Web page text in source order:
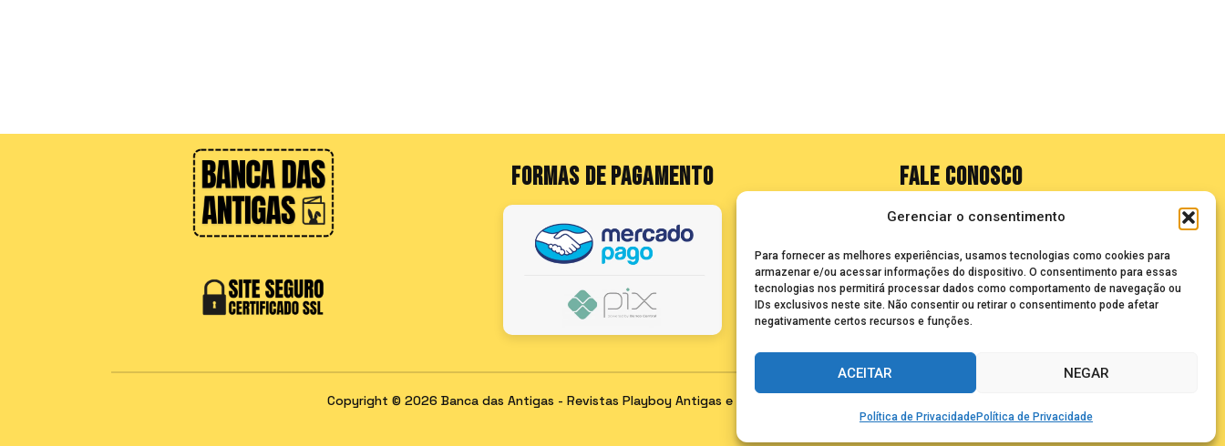
Gerenciar o consentimento
Para fornecer as melhores experiências, usamos tecnologias como cookies para
armazenar e/ou acessar informações do dispositivo. O consentimento para essas
tecnologias nos permitirá processar dados como comportamento de navegação ou
IDs exclusivos neste site. Não consentir ou retirar o consentimento pode afetar
negativamente certos recursos e funções.
ACEITAR NEGAR
Política de PrivacidadePolítica de Privacidade
FORMAS DE PAGAMENTO FALE CONOSCO
seuze@bancadasantigas.com
Copyright © 2026 Banca das Antigas - Revistas Playboy Antigas e Raras para Colecionadores